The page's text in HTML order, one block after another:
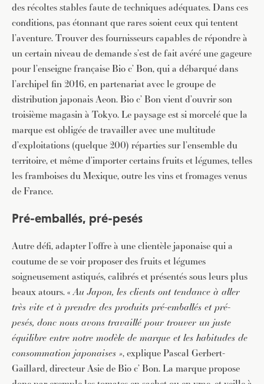
des récoltes stables faute de techniques adéquates. Dans ces
conditions, pas étonnant que rares soient ceux qui tentent
l’aventure. Trouver des fournisseurs capables de répondre à
un certain niveau de demande s’est de fait avéré une gageure
pour l’enseigne française Bio c’ Bon, qui a débarqué dans
l’archipel fin 2016, en partenariat avec le groupe de
distribution japonais Aeon. Bio c’ Bon vient d’ouvrir son
troisième magasin à Tokyo. Le paysage est si morcelé que la
marque est obligée de travailler avec une multitude
d’exploitations (quelque 200) réparties sur l’ensemble du
territoire, et même d’importer certains fruits et légumes, telles
les framboises du Mexique, outre les vins et fromages venus
de France.
Pré-emballés, pré-pesés
Autre défi, adapter l’offre à une clientèle japonaise qui a
coutume de se voir proposer des fruits et légumes
soigneusement astiqués, calibrés et présentés sous leurs plus
beaux atours. «Au Japon, les clients ont tendance à aller
très vite et à prendre des produits pré-emballés et pré-
pesés, donc nous avons travaillé pour trouver un juste
équilibre entre notre modèle de marque et les habitudes de
consommation japonaises », explique Pascal Gerbert-
Gaillard, directeur Asie de Bio c’ Bon. La marque propose